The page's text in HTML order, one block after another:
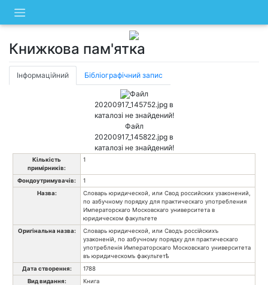
content
Книжкова пам'ятка
Інформаційний Бібліографічний запис
Файл
20200917_145752.jpg в
каталозі не знайдений!
Файл
20200917_145822.jpg в
каталозі не знайдений!
Кількість
примірників:
1
Фондоутримувачів:
1
Назва:
Словарь юридической, или Свод российских узаконений,
по азбучному порядку для практическаго употребления
Императорскаго Московскаго университета в
юридическом факультете
Оригінальна назва:
Словарь юридической, или Сводъ россійскихъ
узаконеній, по азбучному порядку для практическаго
употребленія Императорскаго Московскаго университета
въ юридическомъ факультетѣ
Дата створення:
1788
Вид видання:
Книга